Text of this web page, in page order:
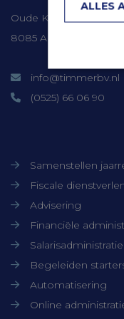
Oude Kerkweg 41
8085 AM Doornspijk
info@timmerbv.nl
(0525) 66 06 90
Samenstellen
Fiscale
Advisering
Financiële
Salarisadministratie
Begeleiden
Automatisering
Online
ALLES
mogelijk,
worden
Naam